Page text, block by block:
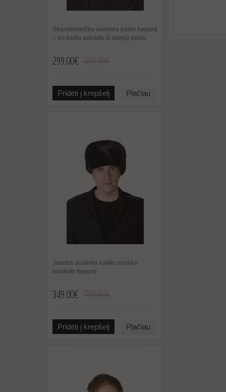
Skandinaviška audinės kailio kepurė
– su kailio apvadu iš abiejų pusių
299.00€
Pridėti į krepšelį Plačiau
Juodos audinės kailio rusiško
modelio kepurė
349.00€
Pridėti į krepšelį Plačiau